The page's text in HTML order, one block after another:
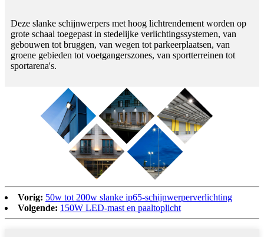
Deze slanke schijnwerpers met hoog lichtrendement worden op
grote schaal toegepast in stedelijke verlichtingssystemen, van
gebouwen tot bruggen, van wegen tot parkeerplaatsen, van
groene gebieden tot voetgangerszones, van sportterreinen tot
sportarena's.
Vorig: 50w tot 200w slanke ip65-schijnwerperverlichting
Volgende: 150W LED-mast en paaltoplicht